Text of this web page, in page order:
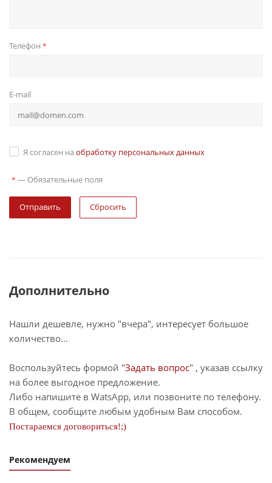
Телефон *
E-mail
Я согласен на обработку персональных данных
* — Обязательные поля
Сбросить
Дополнительно
Нашли дешевле, нужно "вчера", интересует большое
количество...
Воспользуйтесь формой "Задать вопрос" , указав ссылку
на более выгодное предложение.
Либо напишите в WatsApp, или позвоните по телефону.
В общем, сообщите любым удобным Вам способом.
Постараемся договориться!;)
Рекомендуем